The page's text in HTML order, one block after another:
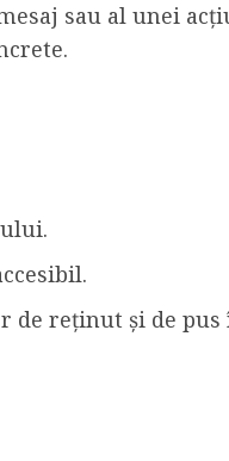
sau al unei
de reținut și de pus